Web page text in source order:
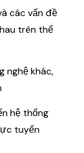
các vấn đề
trên thế
nghệ khác,
hệ thống
tuyến